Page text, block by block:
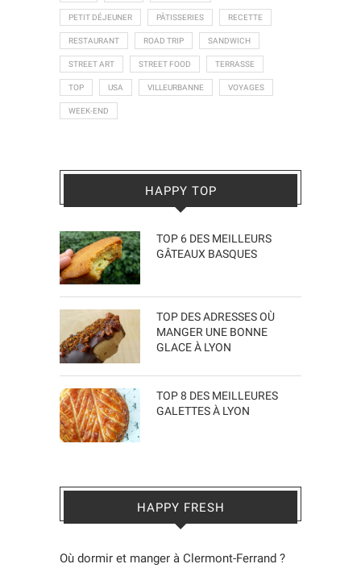
PETIT DÉJEUNER PÂTISSERIES RECETTE
RESTAURANT ROAD TRIP SANDWICH
STREET ART STREET FOOD TERRASSE
TOP USA VILLEURBANNE VOYAGES
WEEK-END
HAPPY TOP
TOP 6 DES MEILLEURS
GÂTEAUX BASQUES
TOP DES ADRESSES OÙ
MANGER UNE BONNE
GLACE À LYON
TOP 8 DES MEILLEURES
GALETTES À LYON
HAPPY FRESH
Où dormir et manger à Clermont-Ferrand ?